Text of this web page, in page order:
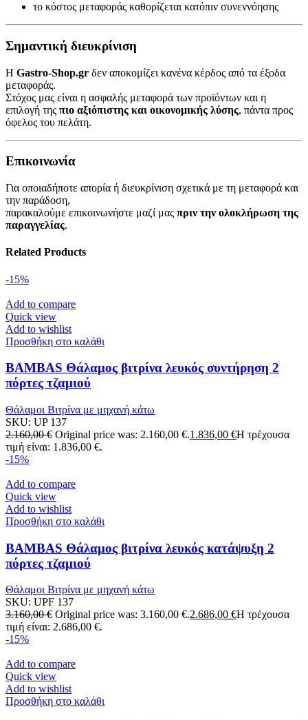
το κόστος μεταφοράς καθορίζεται κατόπιν συνεννόησης
Σημαντική διευκρίνιση
Η Gastro-Shop.gr δεν αποκομίζει κανένα κέρδος από τα έξοδα
μεταφοράς.
Στόχος μας είναι η ασφαλής μεταφορά των προϊόντων και η
επιλογή της πιο αξιόπιστης και οικονομικής λύσης, πάντα προς
όφελος του πελάτη.
Επικοινωνία
Για οποιαδήποτε απορία ή διευκρίνιση σχετικά με τη μεταφορά και
την παράδοση,
παρακαλούμε επικοινωνήστε μαζί μας πριν την ολοκλήρωση της
παραγγελίας.
Related Products
-15%
Add to compare
Quick view
Add to wishlist
Προσθήκη στο καλάθι
BAMBAS Θάλαμος βιτρίνα λευκός συντήρηση 2
πόρτες τζαμιού
Θάλαμοι Βιτρίνα με μηχανή κάτω
SKU: UP 137
2.160,00€ Original price was: 2.160,00 €.1.836,00 €Η τρέχουσα
τιμή είναι: 1.836,00 €.
-15%
Add to compare
Quick view
Add to wishlist
Προσθήκη στο καλάθι
BAMBAS Θάλαμος βιτρίνα λευκός κατάψυξη 2
πόρτες τζαμιού
Θάλαμοι Βιτρίνα με μηχανή κάτω
SKU: UPF 137
3.160,00€ Original price was: 3.160,00 €.2.686,00 €Η τρέχουσα
τιμή είναι: 2.686,00 €.
-15%
Add to compare
Quick view
Add to wishlist
Προσθήκη στο καλάθι